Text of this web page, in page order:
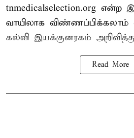
tnmedicalselection.org
வாயிலாக விண்ணப்பிக்கலாம்
கல்வி இயக்குனரகம்
Read More